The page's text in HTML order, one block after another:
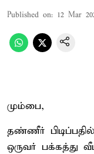
Published on: 12 Mar
மும்பை,
தண்ணீர்
ஒருவர் பக்கத்து